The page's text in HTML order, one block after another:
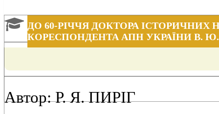
ДО 60-РIЧЧЯ ДОКТОРА IСТОРИЧНИХ
КОРЕСПОНДЕНТА АПН УКРАЇНИ В.
Автор: Р. Я. ПИРIГ